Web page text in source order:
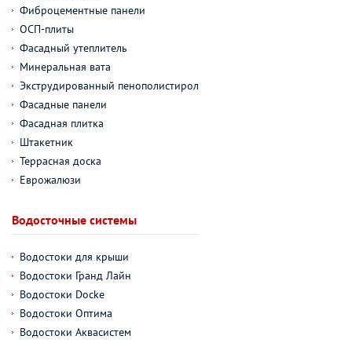
Фиброцементные панели
ОСП-плиты
Фасадный утеплитель
Минеральная вата
Экструдированный пенополистирол
Фасадные панели
Фасадная плитка
Штакетник
Террасная доска
Еврожалюзи
Водосточные системы
Водостоки для крыши
Водостоки Гранд Лайн
Водостоки Docke
Водостоки Оптима
Водостоки Аквасистем